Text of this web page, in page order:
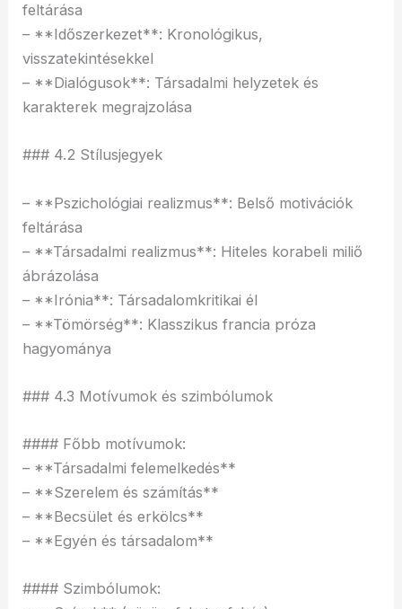
feltárása
– **Időszerkezet**: Kronológikus,
visszatekintésekkel
– **Dialógusok**: Társadalmi helyzetek és
karakterek megrajzolása
### 4.2 Stílusjegyek
– **Pszichológiai realizmus**: Belső motivációk
feltárása
– **Társadalmi realizmus**: Hiteles korabeli miliő
ábrázolása
– **Irónia**: Társadalomkritikai él
– **Tömörség**: Klasszikus francia próza
hagyománya
### 4.3 Motívumok és szimbólumok
#### Főbb motívumok:
– **Társadalmi felemelkedés**
– **Szerelem és számítás**
– **Becsület és erkölcs**
– **Egyén és társadalom**
#### Szimbólumok: